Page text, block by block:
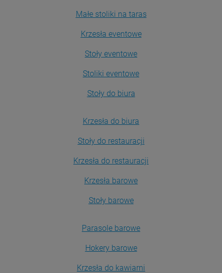
Małe stoliki na taras
Krzesła eventowe
Stoły eventowe
Stoliki eventowe
Stoły do biura
Krzesła do biura
Stoły do restauracji
Krzesła do restauracji
Krzesła barowe
Stoły barowe
Parasole barowe
Hokery barowe
Krzesła do kawiarni